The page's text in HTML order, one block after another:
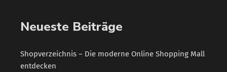
Neueste Beiträge
Shopverzeichnis – Die moderne Online Shopping Mall
entdecken